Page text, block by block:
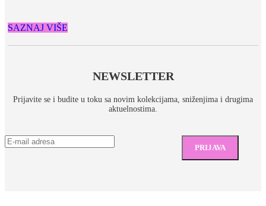
SAZNAJ VIŠE
NEWSLETTER
Prijavite se i budite u toku sa novim kolekcijama, sniženjima i drugima
aktuelnostima.